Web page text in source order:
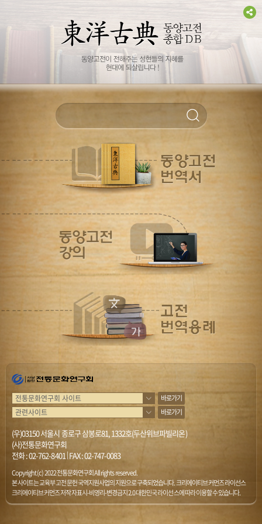
바로가기
바로가기
(우)03150 서울시 종로구 삼봉로81, 1332호(두산위브파빌리온)
(사)전통문화연구회
전화 :02-762-8401|FAX : 02-747-0083
Copyright (c) 2022 전통문화연구회 All rights reserved.
본 사이트는 교육부 고전문헌 국역지원사업의 지원으로 구축되었습니다. 크리에이티브 커먼즈 라이선스
크리에이티브 커먼즈 저작자표시-비영리-변경금지 2.0 대한민국 라이선스에 따라 이용할 수 있습니다.